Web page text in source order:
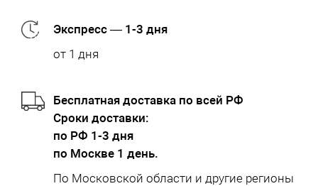
Экспресс — 1-3 дня
от 1 дня
Бесплатная доставка по всей РФ
Cроки доставки:
по РФ 1-3 дня
по Москве 1 день.
По Московской области и другие регионы